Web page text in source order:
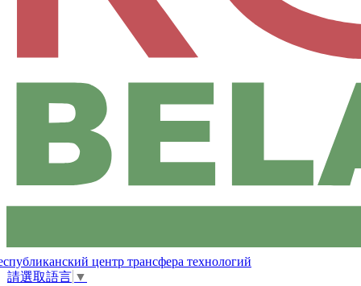
центр трансфера технологий
請選取語言 ▼